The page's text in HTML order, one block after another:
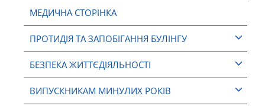
МЕДИЧНА СТОРІНКА
ПРОТИДІЯ ТА ЗАПОБІГАННЯ БУЛІНГУ
БЕЗПЕКА ЖИТТЄДІЯЛЬНОСТІ
ВИПУСКНИКАМ МИНУЛИХ РОКІВ